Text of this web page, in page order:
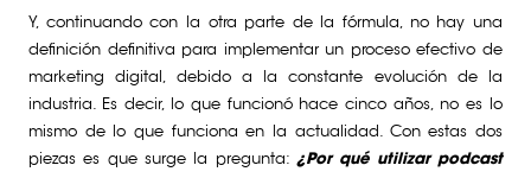
Y, continuando con la otra parte de la fórmula, no hay una
definición definitiva para implementar un proceso efectivo de
marketing digital, debido a la constante evolución de la
industria. Es decir, lo que funcionó hace cinco años, no es lo
mismo de lo que funciona en la actualidad. Con estas dos
piezas es que surge la pregunta: ¿Por qué utilizar podcast